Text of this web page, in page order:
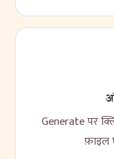
Generate पर
फ़ाइल